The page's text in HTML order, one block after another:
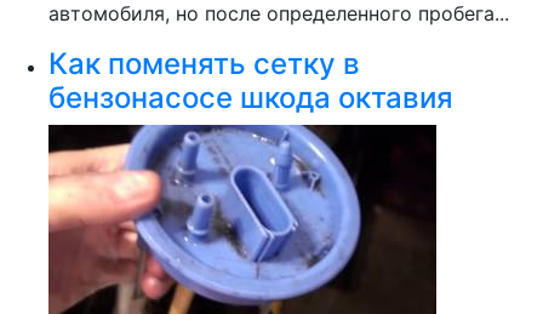
автомобиля, но после определенного пробега...
Как поменять сетку в
бензонасосе шкода октавия